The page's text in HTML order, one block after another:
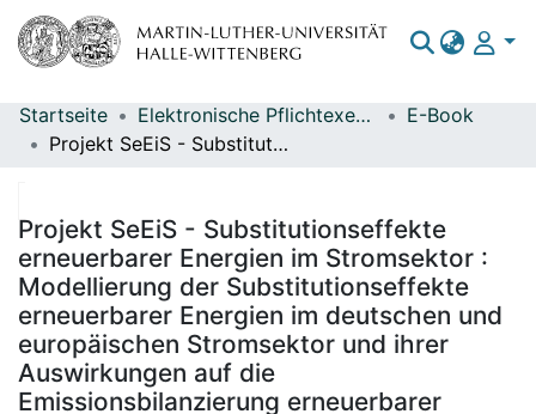
Bereiche & Sammlungen
Statistiken
Startseite Elektronische Pflichtexemplare
E-Book
Projekt SeEiS - Substitutionseffekte erneuerbarer Energien im Stromsektor : Modellierung der Substitutionseffekte erneuerbarer Energien im deutschen und europäischen Stromsektor und ihrer Auswirkungen auf die Emissionsbilanzierung erneuerbarer Energieträger : Teilbericht: Methodik und Datengrundlage / von Robert Kunze, Hannes Miehling (Energy Systems Analysis Associates - ESA² GmbH, Dresden), Carl-Philipp Anke, Constantin Dierstein, Fabian Hinz, Theresa Ladwig, Dominik Möst, Steffi Schreiber (Technische Universität Dresden), Armin Ardone (Karlsruher Institut für Technologie), Martin Jakob, Ulrich Reiter (TEP Energy GmbH, Zürich) ; im Auftrag des Umweltbundesamtes ; Redaktion: Fachgebiet V 1.5 Energiedaten, Geschäftsstelle der Arbeitsgruppe Erneuerbare Energien-Statistik (AGEE-Stat) - Fabian Sandau, Dr. Thomas Lauf
Projekt SeEiS - Substitutionseffekte
erneuerbarer Energien im Stromsektor :
Modellierung der Substitutionseffekte
erneuerbarer Energien im deutschen und
europäischen Stromsektor und ihrer
Auswirkungen auf die
Emissionsbilanzierung erneuerbarer